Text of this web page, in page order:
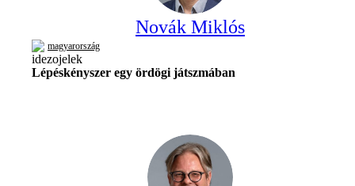
Novák Miklós
magyarország
Lépéskényszer egy ördögi játszmában